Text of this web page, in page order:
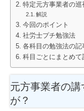
特定元方事業者の巡
解説
今回のポイント
社労士プチ勉強法
各科目の勉強法の記
科目ごとにまとめて
元方事業者の講
が？